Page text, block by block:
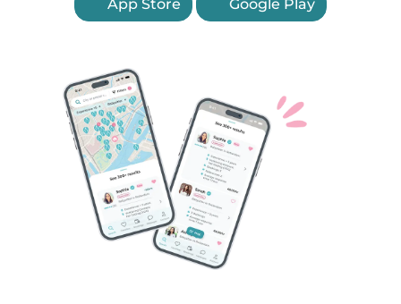
App Store Google Play